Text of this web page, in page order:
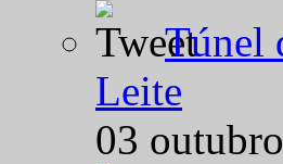
Túnel
Leite
03